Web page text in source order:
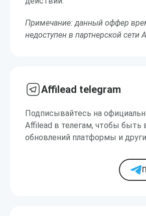
Примечание: данный оффер
недоступен в партнерской сети
Affilead telegram
Подписывайтесь на
Affilead в телегам, чтобы быть
обновлений платформы и